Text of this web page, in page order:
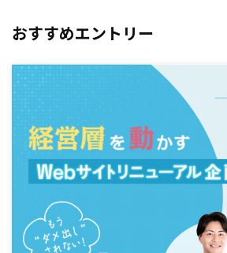
おすすめエントリー